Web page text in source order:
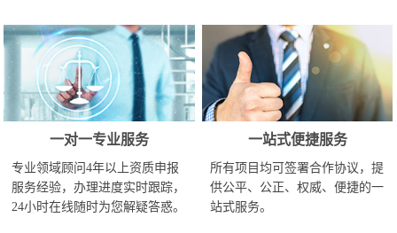
一对一专业服务
专业领域顾问4年以上资质申报
服务经验，办理进度实时跟踪，
24小时在线随时为您解疑答惑。
一站式便捷服务
所有项目均可签署合作协议，提
供公平、公正、权威、便捷的一
站式服务。